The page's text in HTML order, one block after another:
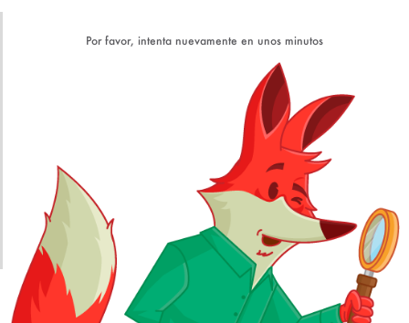
Por favor, intenta nuevamente en unos minutos